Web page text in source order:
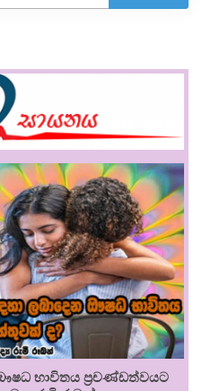
භාවිතය ප්‍රචණ්ඩත්වයට